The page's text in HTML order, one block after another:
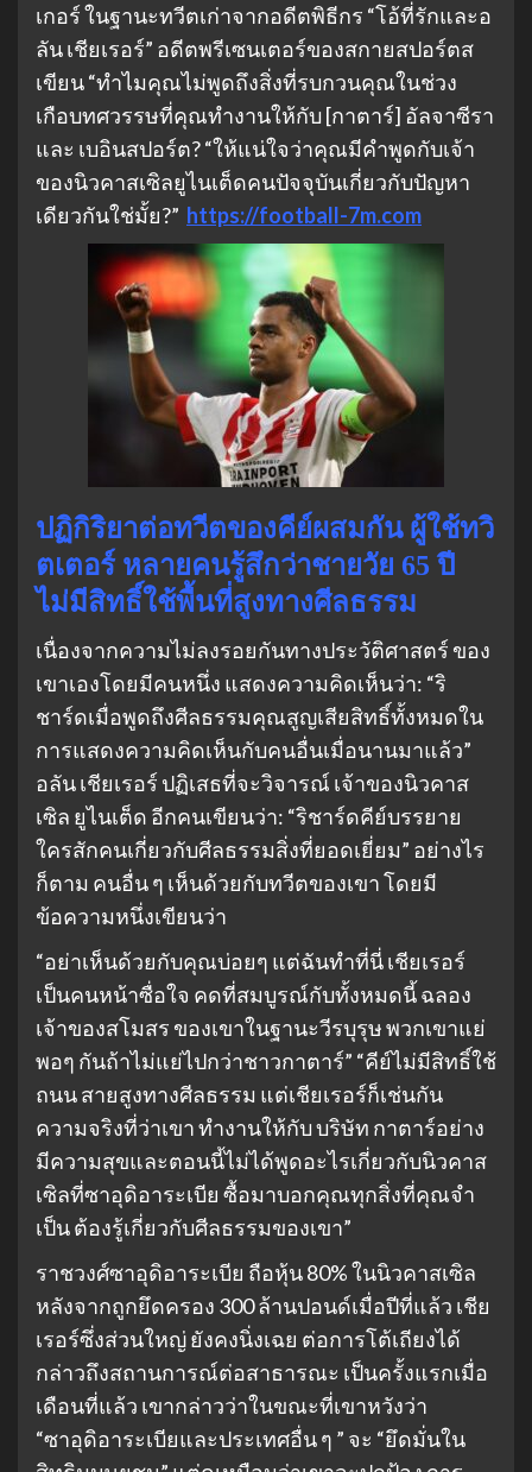
เกอร์ ในฐานะทวีตเก่าจากอดีตพิธีกร “โอ้ที่รักและอ
ลัน เชียเรอร์” อดีตพรีเซนเตอร์ของสกายสปอร์ตส
เขียน “ทําไมคุณไม่พูดถึงสิ่งที่รบกวนคุณในช่วง
เกือบทศวรรษที่คุณทํางานให้กับ [กาตาร์] อัลจาซีรา
และ เบอินสปอร์ต? “ให้แน่ใจว่าคุณมีคําพูดกับเจ้า
ของนิวคาสเซิลยูไนเต็ดคนปัจจุบันเกี่ยวกับปัญหา
เดียวกันใช่มั้ย?” https://football-7m.com
ปฏิกิริยาต่อทวีตของคีย์ผสมกัน ผู้ใช้ทวิ
ตเตอร์ หลายคนรู้สึกว่าชายวัย 65 ปี
ไม่มีสิทธิ์ใช้พื้นที่สูงทางศีลธรรม
เนื่องจากความไม่ลงรอยกันทางประวัติศาสตร์ ของ
เขาเองโดยมีคนหนึ่ง แสดงความคิดเห็นว่า: “ริ
ชาร์ดเมื่อพูดถึงศีลธรรมคุณสูญเสียสิทธิ์ทั้งหมดใน
การแสดงความคิดเห็นกับคนอื่นเมื่อนานมาแล้ว”
อลัน เชียเรอร์ ปฏิเสธที่จะวิจารณ์ เจ้าของนิวคาส
เซิล ยูไนเต็ด อีกคนเขียนว่า: “ริชาร์ดคีย์บรรยาย
ใครสักคนเกี่ยวกับศีลธรรมสิ่งที่ยอดเยี่ยม” อย่างไร
ก็ตาม คนอื่น ๆ เห็นด้วยกับทวีตของเขา โดยมี
ข้อความหนึ่งเขียนว่า
“อย่าเห็นด้วยกับคุณบ่อยๆ แต่ฉันทําที่นี่ เชียเรอร์
เป็นคนหน้าซื่อใจ คดที่สมบูรณ์กับทั้งหมดนี้ ฉลอง
เจ้าของสโมสร ของเขาในฐานะวีรบุรุษ พวกเขาแย่
พอๆ กันถ้าไม่แย่ไปกว่าชาวกาตาร์” “คีย์ไม่มีสิทธิ์ใช้
ถนน สายสูงทางศีลธรรม แต่เชียเรอร์ก็เช่นกัน
ความจริงที่ว่าเขา ทํางานให้กับ บริษัท กาตาร์อย่าง
มีความสุขและตอนนี้ไม่ได้พูดอะไรเกี่ยวกับนิวคาส
เซิลที่ซาอุดิอาระเบีย ซื้อมาบอกคุณทุกสิ่งที่คุณจํา
เป็น ต้องรู้เกี่ยวกับศีลธรรมของเขา”
ราชวงศ์ซาอุดิอาระเบีย ถือหุ้น 80% ในนิวคาสเซิล
หลังจากถูกยึดครอง 300 ล้านปอนด์เมื่อปีที่แล้ว เชีย
เรอร์ซึ่งส่วนใหญ่ ยังคงนิ่งเฉย ต่อการโต้เถียงได้
กล่าวถึงสถานการณ์ต่อสาธารณะ เป็นครั้งแรกเมื่อ
เดือนที่แล้ว เขากล่าวว่าในขณะที่เขาหวังว่า
“ซาอุดิอาระเบียและประเทศอื่น ๆ ” จะ “ยึดมั่นใน